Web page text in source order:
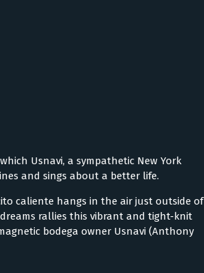
Usnavi, a sympathetic New York
and sings about a better life.
caliente hangs in the air just outside of
rallies this vibrant and tight-knit
bodega owner Usnavi (Anthony